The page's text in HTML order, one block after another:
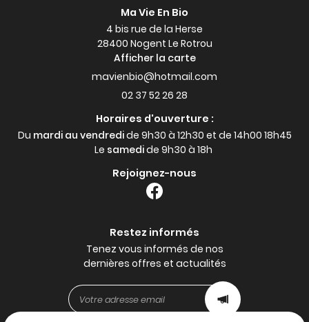
Ma Vie En Bio
4 bis rue de la Herse
28400 Nogent Le Rotrou
Afficher la carte
02 37 52 26 28
Horaires d'ouverture :
Du mardi au vendredide 9h30 à 12h30 et de 14h00 18h45
Le samedide 9h30 à 18h
Rejoignez-nous
Restez informés
Tenez vous informés de nos
dernières offres et actualités